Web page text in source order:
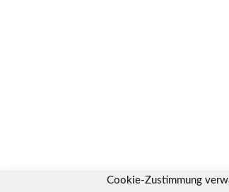
Cookie-Zustimmung